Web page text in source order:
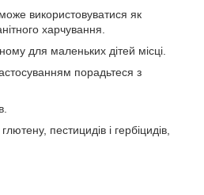
використовуватися як
харчування.
для маленьких дітей місці.
порадьтеся з
пестицидів і гербіцидів,